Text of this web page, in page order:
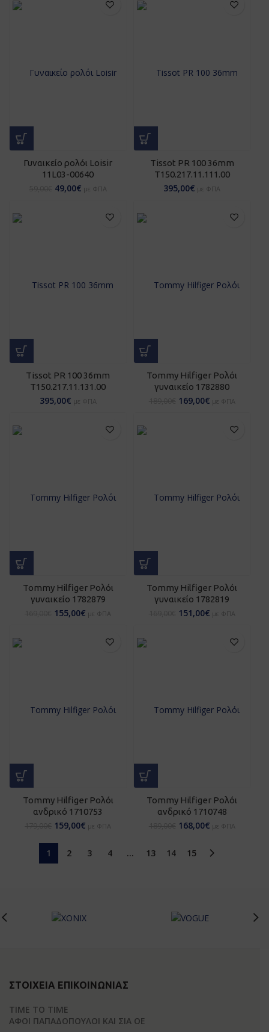
Γυναικείο ρολόι Loisir
11L03-00640
49,00€ με ΦΠΑ
Tissot PR 100 36mm
T150.217.11.111.00
395,00€ με ΦΠΑ
Tissot PR 100 36mm
T150.217.11.131.00
395,00€ με ΦΠΑ
Tommy Hilfiger Ρολόι
γυναικείο 1782880
169,00€ με ΦΠΑ
Tommy Hilfiger Ρολόι
γυναικείο 1782879
155,00€ με ΦΠΑ
Tommy Hilfiger Ρολόι
γυναικείο 1782819
151,00€ με ΦΠΑ
Tommy Hilfiger Ρολόι
ανδρικό 1710753
159,00€ με ΦΠΑ
Tommy Hilfiger Ρολόι
ανδρικό 1710748
168,00€ με ΦΠΑ
1 2 3 4 … 13 14 15
ΣΤΟΙΧΕΊΑ ΕΠΙΚΟΙΝΩΝΊΑΣ
TIME TO TIME
ΑΦΟΙ ΠΑΠΑΔΟΠΟΥΛΟΙ ΚΑΙ ΣΙΑ ΟΕ